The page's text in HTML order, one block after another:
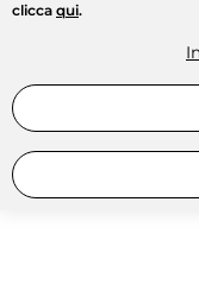
clicca qui.